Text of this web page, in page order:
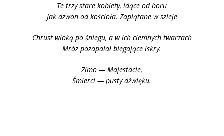
Te trzy stare kobiety, idące od boru
Jak dzwon od kościoła. Zaplątane w szleje
Chrust wloką po śniegu, a w ich ciemnych twarzach
Mróz pozapalał biegające iskry.
Zimo — Majestacie,
Śmierci — pusty dźwięku.